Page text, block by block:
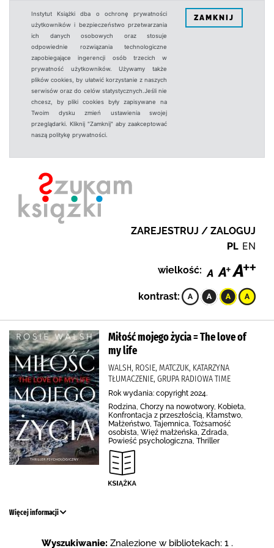
Instytut Książki dba o ochronę prywatności
użytkowników i bezpieczeństwo przetwarzania
ich danych osobowych oraz stosuje
odpowiednie rozwiązania technologiczne
zapobiegające ingerencji osób trzecich w
prywatność użytkowników. Używamy także
plików cookies, by ułatwić korzystanie z naszych
serwisów oraz do celów statystycznych.Jeśli nie
chcesz, by pliki cookies były zapisywane na
Twoim dysku zmień ustawienia swojej
przeglądarki. Kliknij "Zamknij" aby zaakceptować
naszą politykę prywatności.
ZAMKNIJ
ZAREJESTRUJ / ZALOGUJ
PL EN
wielkość:
kontrast:
Miłość mojego życia = The love of
my life
WALSH, ROSIE, MATCZUK, KATARZYNA
TŁUMACZENIE, GRUPA RADIOWA TIME
Rok wydania: copyright 2024.
Rodzina, Chorzy na nowotwory, Kobieta,
Konfrontacja z przeszłością, Kłamstwo,
Małżeństwo, Tajemnica, Tożsamość
osobista, Więź małżeńska, Zdrada,
Powieść psychologiczna, Thriller
Więcej informacji
Wyszukiwanie: Znalezione w bibliotekach: 1 .